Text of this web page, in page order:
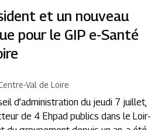
et un nouveau
pour le GIP e-Santé
Val de Loire
d’administration du jeudi 7 juillet,
de 4 Ehpad publics dans le Loir-